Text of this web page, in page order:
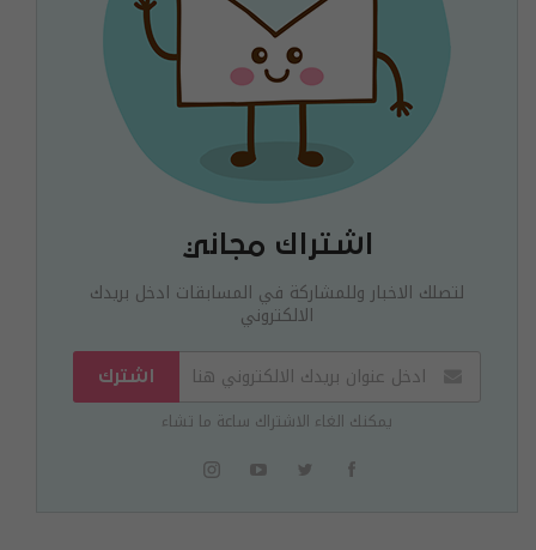
اشتراك مجاني
لتصلك الاخبار وللمشاركة في المسابقات ادخل بريدك
الالكتروني
اشترك
يمكنك الغاء الاشتراك ساعة ما تشاء